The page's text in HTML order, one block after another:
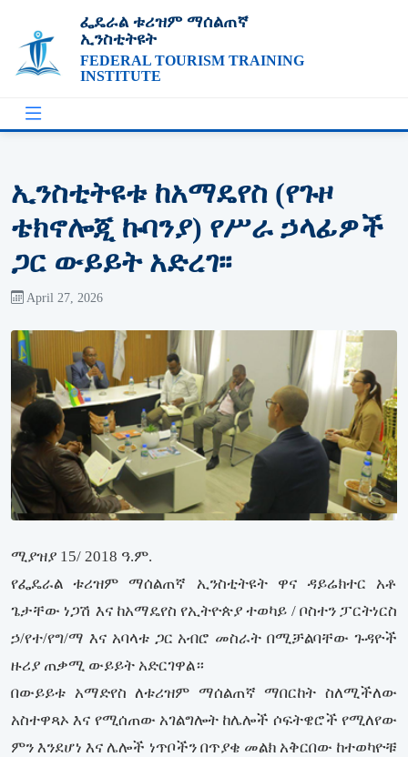
ፌዴራል ቱሪዝም ማሰልጠኛ
ኢንስቲትዩት
FEDERAL TOURISM TRAINING
INSTITUTE
ኢንስቲትዩቱ ከአማዴየስ (የጉዞ
ቴክኖሎጂ ኩባንያ) የሥራ ኃላፊዎች
ጋር ውይይት አድረገ፡፡
April 27, 2026
ሚያዝያ 15/ 2018 ዓ.ም.
የፌዴራል ቱሪዝም ማሰልጠኛ ኢንስቲትዩት ዋና ዳይሬክተር አቶ
ጌታቸው ነጋሽ እና ከአማዴየስ የኢትዮጵያ ተወካይ / ቦስተን ፓርትነርስ
ኃ/የተ/የግ/ማ እና አባላቱ ጋር አብሮ መስራት በሚቻልባቸው ጉዳዮች
ዙሪያ ጠቃሚ ውይይት አድርገዋል።
በውይይቱ አማድየስ ለቱሪዝም ማሰልጠኛ ማበርከት ስለሚችለው
አስተዋጻኦ እና የሚሰጠው አገልግሎት ከሌሎች ሶፍትዌሮች የሚለየው
ምን እንደሆነ እና ሌሎች ነጥቦችን በጥያቄ መልክ አቅርበው ከተወካዮቹ